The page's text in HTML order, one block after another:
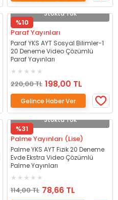
Stokta Yok
%10
Paraf Yayınları
Paraf YKS AYT Sosyal Bilimler-1
20 Deneme Video Çözümlü
Paraf Yayınları
220,00 TL 198,00 TL
Gelince Haber Ver
Stokta Yok
%31
Palme Yayınları (Lise)
Palme YKS AYT Fizik 20 Deneme
Evde Ekstra Video Çözümlü
Palme Yayınları
114,00 TL 78,66 TL